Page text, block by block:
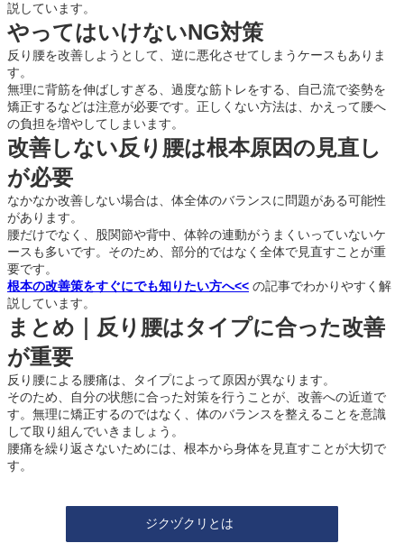
説しています。
やってはいけないNG対策
反り腰を改善しようとして、逆に悪化させてしまうケースもありま
す。
無理に背筋を伸ばしすぎる、過度な筋トレをする、自己流で姿勢を
矯正するなどは注意が必要です。正しくない方法は、かえって腰へ
の負担を増やしてしまいます。
改善しない反り腰は根本原因の見直し
が必要
なかなか改善しない場合は、体全体のバランスに問題がある可能性
があります。
腰だけでなく、股関節や背中、体幹の連動がうまくいっていないケ
ースも多いです。そのため、部分的ではなく全体で見直すことが重
要です。
根本の改善策をすぐにでも知りたい方へ<< の記事でわかりやすく解
説しています。
まとめ｜反り腰はタイプに合った改善
が重要
反り腰による腰痛は、タイプによって原因が異なります。
そのため、自分の状態に合った対策を行うことが、改善への近道で
す。無理に矯正するのではなく、体のバランスを整えることを意識
して取り組んでいきましょう。
腰痛を繰り返さないためには、根本から身体を見直すことが大切で
す。
ジクヅクリとは